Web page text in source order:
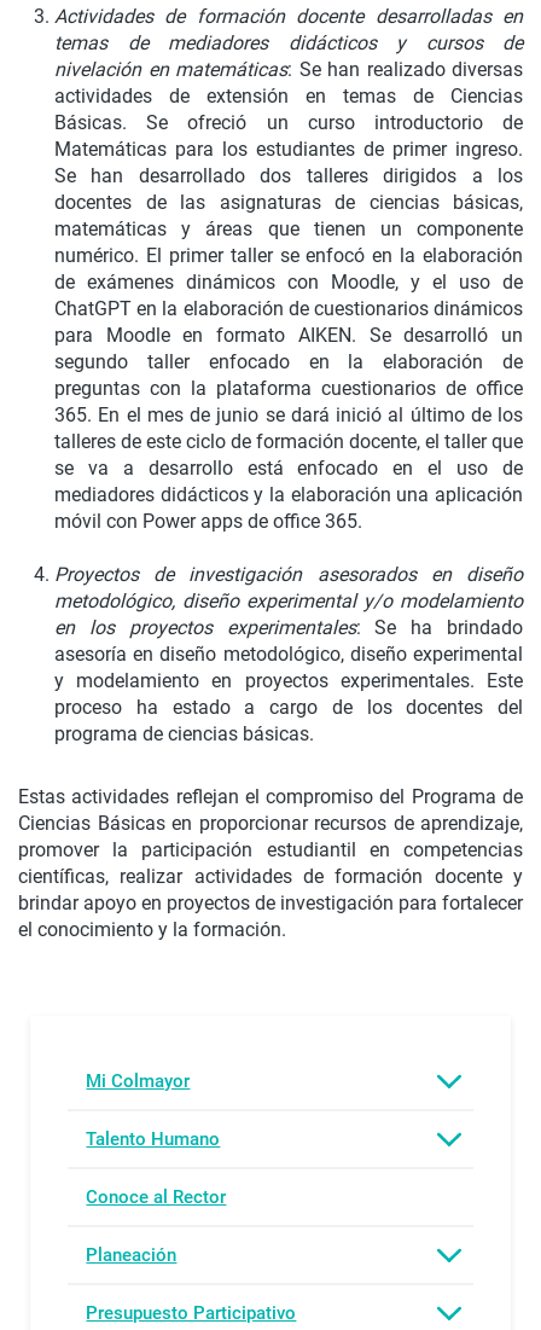
Actividades de formación docente desarrolladas en
temas de mediadores didácticos y cursos de
nivelación en matemáticas: Se han realizado diversas
actividades de extensión en temas de Ciencias
Básicas. Se ofreció un curso introductorio de
Matemáticas para los estudiantes de primer ingreso.
Se han desarrollado dos talleres dirigidos a los
docentes de las asignaturas de ciencias básicas,
matemáticas y áreas que tienen un componente
numérico. El primer taller se enfocó en la elaboración
de exámenes dinámicos con Moodle, y el uso de
ChatGPT en la elaboración de cuestionarios dinámicos
para Moodle en formato AIKEN. Se desarrolló un
segundo taller enfocado en la elaboración de
preguntas con la plataforma cuestionarios de office
365. En el mes de junio se dará inició al último de los
talleres de este ciclo de formación docente, el taller que
se va a desarrollo está enfocado en el uso de
mediadores didácticos y la elaboración una aplicación
móvil con Power apps de office 365.
Proyectos de investigación asesorados en diseño
metodológico, diseño experimental y/o modelamiento
en los proyectos experimentales: Se ha brindado
asesoría en diseño metodológico, diseño experimental
y modelamiento en proyectos experimentales. Este
proceso ha estado a cargo de los docentes del
programa de ciencias básicas.
Estas actividades reflejan el compromiso del Programa de
Ciencias Básicas en proporcionar recursos de aprendizaje,
promover la participación estudiantil en competencias
científicas, realizar actividades de formación docente y
brindar apoyo en proyectos de investigación para fortalecer
el conocimiento y la formación.
Mi Colmayor
Talento Humano
Conoce al Rector
Planeación
Presupuesto Participativo